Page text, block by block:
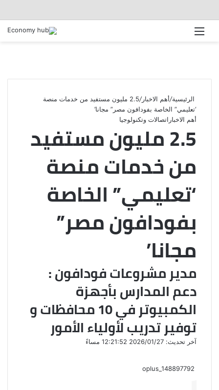
الرئيسية/أهم الاخبار/
2.5 مليون مستفيد من خدمات منصة
‘تعليمي” الخاصة بفودافون مصر” مجانا’
أهم الاخبار اتصالات وتكنولوجيا
2.5 مليون مستفيد
من خدمات منصة
‘تعليمي” الخاصة
بفودافون مصر”
مجانا’
مدير مشروعات فودافون :
دعم المدارس بأجهزة
الكمبيوتر في 10 محافظات و
توفير تدريب لأولياء الأمور
آخر تحديث: 2026/01/27 12:21:52 مساءً